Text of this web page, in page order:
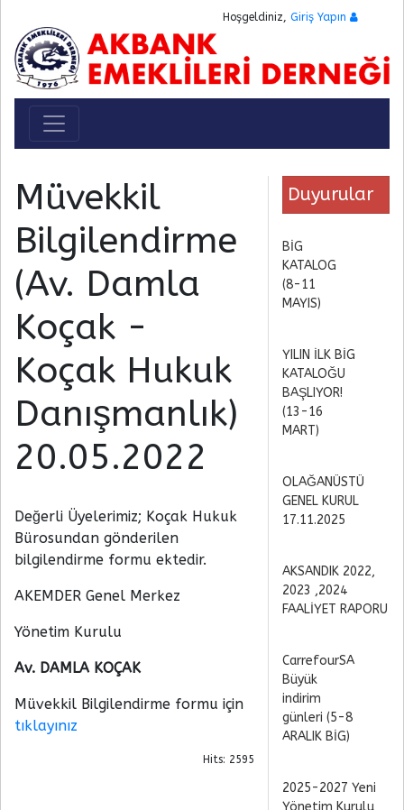
Hoşgeldiniz, Giriş Yapın
Toggle navigation
Müvekkil
Bilgilendirme
(Av. Damla
Koçak -
Koçak Hukuk
Danışmanlık)
20.05.2022
Değerli Üyelerimiz; Koçak Hukuk
Bürosundan gönderilen
bilgilendirme formu ektedir.
AKEMDER Genel Merkez
Yönetim Kurulu
Av. DAMLA KOÇAK
Müvekkil Bilgilendirme formu için
tıklayınız
Hits: 2595
Duyurular
BİG
KATALOG
(8-11
MAYIS)
YILIN İLK BİG
KATALOĞU
BAŞLIYOR!
(13-16
MART)
OLAĞANÜSTÜ
GENEL KURUL
17.11.2025
AKSANDIK 2022,
2023 ,2024
FAALİYET RAPORU
CarrefourSA
Büyük
indirim
günleri (5-8
ARALIK BİG)
2025-2027 Yeni
Yönetim Kurulu